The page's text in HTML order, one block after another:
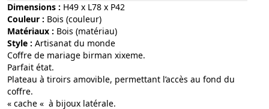
Dimensions : H49 x L78 x P42
Couleur :
bois (couleur)
Matériaux :
bois (matériau)
Style :
artisanat du monde
Coffre de mariage birman xixeme.
Parfait état.
Plateau à tiroirs amovible, permettant l’accès au fond du
coffre.
« cache « à bijoux latérale.